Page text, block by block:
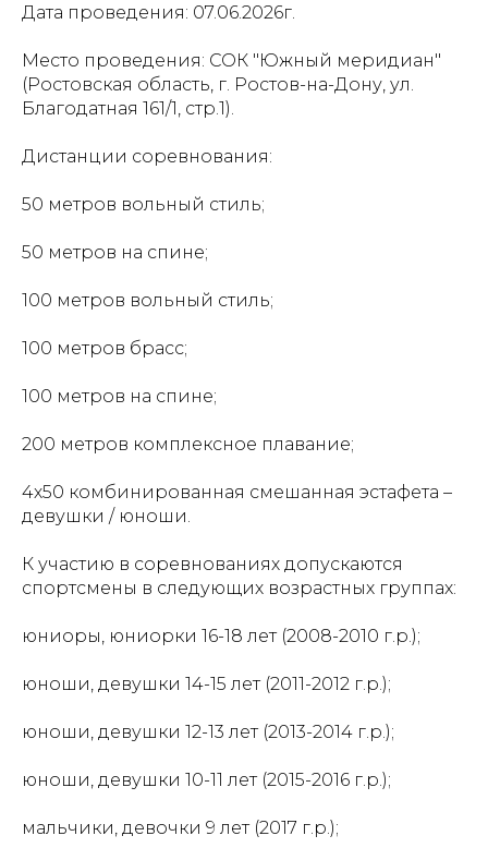
Дата проведения: 07.06.2026г.
Место проведения: СОК "Южный меридиан"
(Ростовская область, г. Ростов-на-Дону, ул.
Благодатная 161/1, стр.1).
Дистанции соревнования:
50 метров вольный стиль;
50 метров на спине;
100 метров вольный стиль;
100 метров брасс;
100 метров на спине;
200 метров комплексное плавание;
4х50 комбинированная смешанная эстафета –
девушки / юноши.
К участию в соревнованиях допускаются
спортсмены в следующих возрастных группах:
юниоры, юниорки 16-18 лет (2008-2010 г.р.);
юноши, девушки 14-15 лет (2011-2012 г.р.);
юноши, девушки 12-13 лет (2013-2014 г.р.);
юноши, девушки 10-11 лет (2015-2016 г.р.);
мальчики, девочки 9 лет (2017 г.р.);